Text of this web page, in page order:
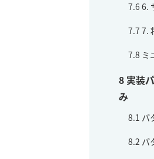
7.66.
7.7 7.
7.8 ミ
8 実装
み
8.1 パ
8.2 パ